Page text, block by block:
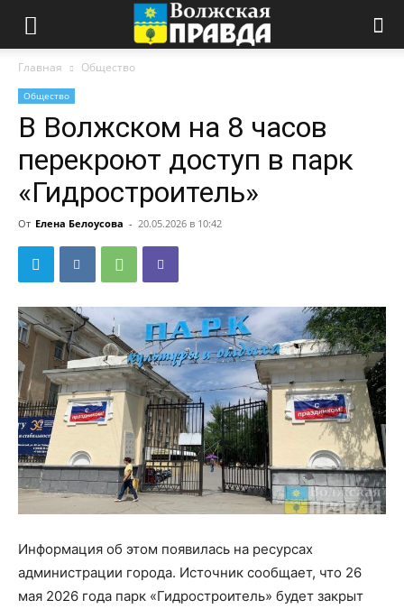
Главная Общество
Общество
В Волжском на 8 часов
перекроют доступ в парк
«Гидростроитель»
От Елена Белоусова - 20.05.2026 в 10:42
Информация об этом появилась на ресурсах
администрации города. Источник сообщает, что 26
мая 2026 года парк «Гидростроитель» будет закрыт